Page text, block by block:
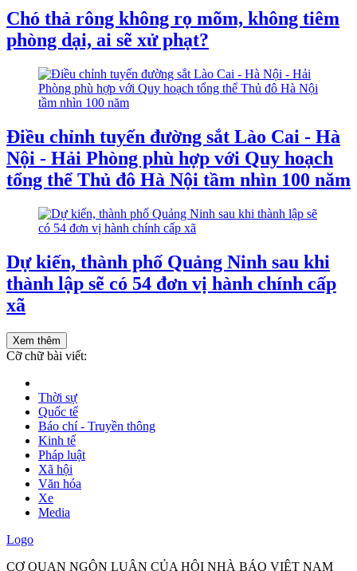
Chó thả rông không rọ mõm, không tiêm
phòng dại, ai sẽ xử phạt?
Điều chỉnh tuyến đường sắt Lào Cai - Hà
Nội - Hải Phòng phù hợp với Quy hoạch
tổng thể Thủ đô Hà Nội tầm nhìn 100 năm
Dự kiến, thành phố Quảng Ninh sau khi
thành lập sẽ có 54 đơn vị hành chính cấp
xã
Xem thêm
Cỡ chữ bài viết:
Thời sự
Quốc tế
Báo chí - Truyền thông
Kinh tế
Pháp luật
Xã hội
Văn hóa
Xe
Media
Logo
CƠ QUAN NGÔN LUẬN CỦA HỘI NHÀ BÁO VIỆT NAM